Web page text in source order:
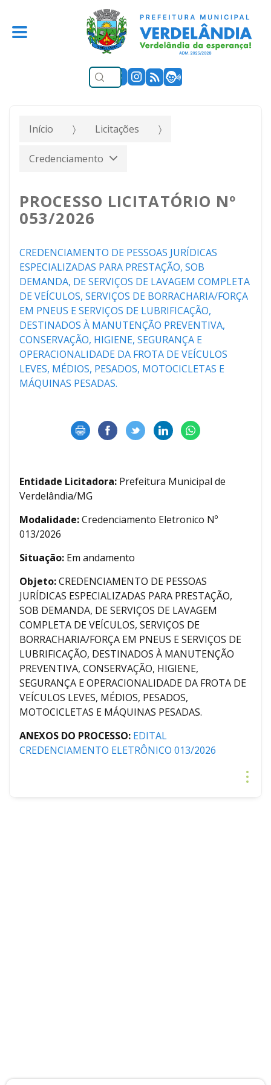
Início Licitações
Credenciamento
PROCESSO LICITATÓRIO Nº
053/2026
CREDENCIAMENTO DE PESSOAS JURÍDICAS
ESPECIALIZADAS PARA PRESTAÇÃO, SOB
DEMANDA, DE SERVIÇOS DE LAVAGEM COMPLETA
DE VEÍCULOS, SERVIÇOS DE BORRACHARIA/FORÇA
EM PNEUS E SERVIÇOS DE LUBRIFICAÇÃO,
DESTINADOS À MANUTENÇÃO PREVENTIVA,
CONSERVAÇÃO, HIGIENE, SEGURANÇA E
OPERACIONALIDADE DA FROTA DE VEÍCULOS
LEVES, MÉDIOS, PESADOS, MOTOCICLETAS E
MÁQUINAS PESADAS.
Entidade Licitadora: Prefeitura Municipal de
Verdelândia/MG
Modalidade:Credenciamento Eletronico Nº
013/2026
Situação: Em andamento
Objeto:CREDENCIAMENTO DE PESSOAS
JURÍDICAS ESPECIALIZADAS PARA PRESTAÇÃO,
SOB DEMANDA, DE SERVIÇOS DE LAVAGEM
COMPLETA DE VEÍCULOS, SERVIÇOS DE
BORRACHARIA/FORÇA EM PNEUS E SERVIÇOS DE
LUBRIFICAÇÃO, DESTINADOS À MANUTENÇÃO
PREVENTIVA, CONSERVAÇÃO, HIGIENE,
SEGURANÇA E OPERACIONALIDADE DA FROTA DE
VEÍCULOS LEVES, MÉDIOS, PESADOS,
MOTOCICLETAS E MÁQUINAS PESADAS.
ANEXOS DO PROCESSO: EDITAL
CREDENCIAMENTO ELETRÔNICO 013/2026